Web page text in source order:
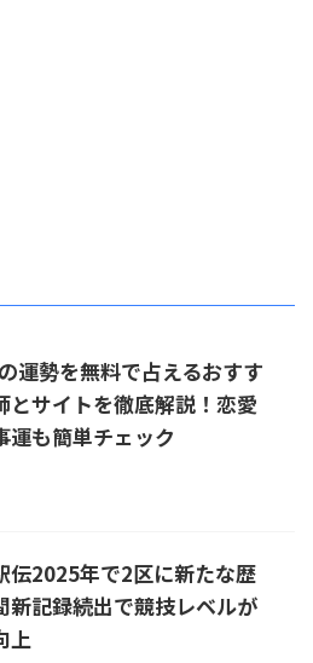
運勢を無料で占えるおすす
とサイトを徹底解説！恋愛
運も簡単チェック
伝2025年で2区に新たな歴
新記録続出で競技レベルが
上